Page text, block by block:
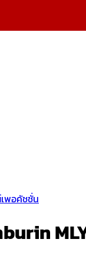
พอคัชชั่น